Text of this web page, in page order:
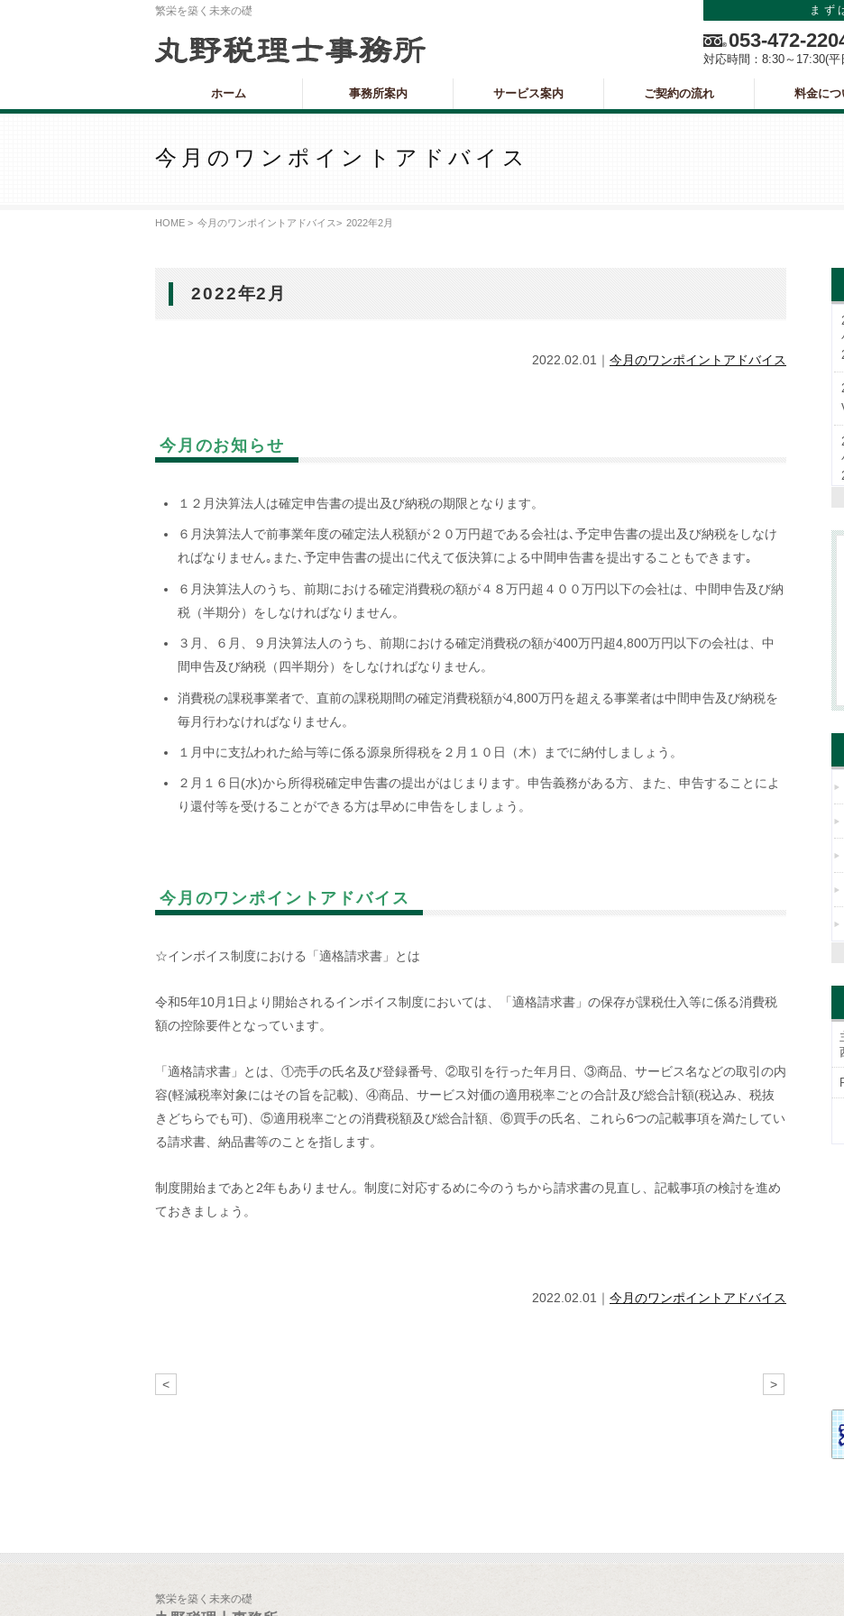
繁栄を築く未来の礎 まず
053-472-
対応時間： 8:30～17:30(平
ホーム 事務所案内 サービス案内 ご契約の流れ 料金につ
今月のワンポイントアドバイス
HOME > 今月のワンポイントアドバイス> 2022年2月
2022年2月
2022.02.01｜ 今月のワンポイントアドバイス
今月のお知らせ
１２月決算法人は確定申告書の提出及び納税の期限となります。
６月決算法人で前事業年度の確定法人税額が２０万円超である会社は､予定申告書の提出及び納税をしなけ
ればなりません｡また､予定申告書の提出に代えて仮決算による中間申告書を提出することもできます｡
６月決算法人のうち、前期における確定消費税の額が４８万円超４００万円以下の会社は、中間申告及び納
税（半期分）をしなければなりません。
３月、６月、９月決算法人のうち、前期における確定消費税の額が400万円超4,800万円以下の会社は、中
間申告及び納税（四半期分）をしなければなりません。
消費税の課税事業者で、直前の課税期間の確定消費税額が4,800万円を超える事業者は中間申告及び納税を
毎月行わなければなりません。
１月中に支払われた給与等に係る源泉所得税を２月１０日（木）までに納付しましょう。
２月１６日(水)から所得税確定申告書の提出がはじまります。申告義務がある方、また、申告することによ
り還付等を受けることができる方は早めに申告をしましょう。
今月のワンポイントアドバイス
☆インボイス制度における「適格請求書」とは
令和5年10月 1 日より開始されるインボイス制度においては、「適格請求書」の保存が課税仕入等に係る消費税
額の控除要件となっています。
「適格請求書」とは、①売手の氏名及び登録番号、②取引を行った年月日、③商品、サービス名などの取引の内
容(軽減税率対象にはその旨を記載) 、④商品、サービス対価の適用税率ごとの合計及び総合計額(税込み、税抜
きどちらでも可) 、⑤適用税率ごとの消費税額及び総合計額、⑥買手の氏名、これら6つの記載事項を満たしてい
る請求書、納品書等のことを指します。
制度開始まであと2年もありません。制度に対応するめに今のうちから請求書の見直し、記載事項の検討を進め
ておきましょう。
2022.02.01｜ 今月のワンポイントアドバイス
< >
繁栄を築く未来の礎